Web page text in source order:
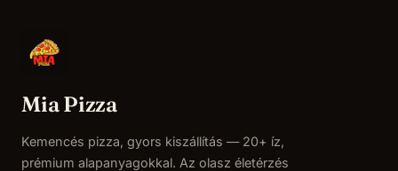
Mia Pizza
Kemencés pizza, gyors kiszállítás — 20+ íz,
prémium alapanyagokkal. Az olasz életérzés